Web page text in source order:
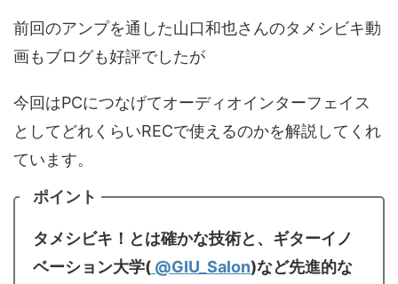
前回のアンプを通した山口和也さんのタメシビキ動
画もブログも好評でしたが
今回はPCにつなげてオーディオインターフェイス
としてどれくらいRECで使えるのかを解説してくれ
ています。
ポイント
タメシビキ！とは確かな技術と、ギターイノ
ベーション大学( @GIU_Salon)など先進的な